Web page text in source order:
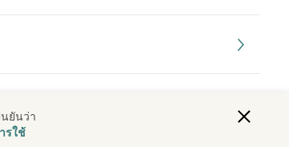
ยันว่า
รใช้